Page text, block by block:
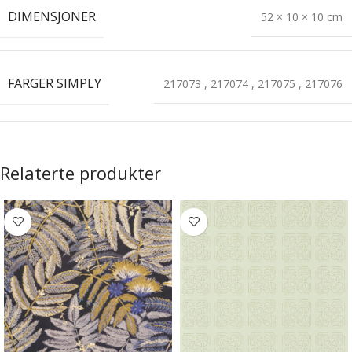
DIMENSJONER 52 × 10 × 10 cm
FARGER SIMPLY 217073 , 217074 , 217075 , 217076
Relaterte produkter